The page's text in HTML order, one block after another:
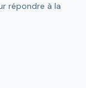
répondre à la